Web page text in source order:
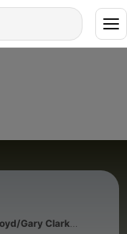
Gary Clark